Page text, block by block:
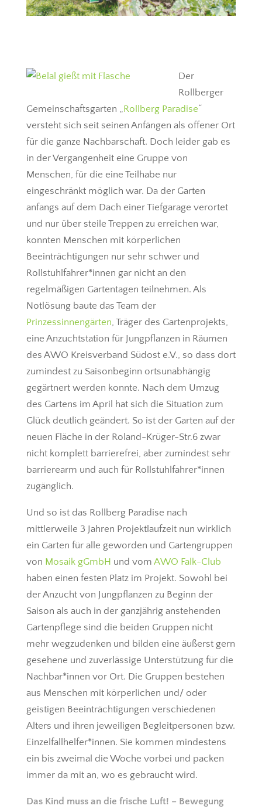
Der
Rollberger
Gemeinschaftsgarten „Rollberg Paradise“
versteht sich seit seinen Anfängen als offener Ort
für die ganze Nachbarschaft. Doch leider gab es
in der Vergangenheit eine Gruppe von
Menschen, für die eine Teilhabe nur
eingeschränkt möglich war. Da der Garten
anfangs auf dem Dach einer Tiefgarage verortet
und nur über steile Treppen zu erreichen war,
konnten Menschen mit körperlichen
Beeinträchtigungen nur sehr schwer und
Rollstuhlfahrer*innen gar nicht an den
regelmäßigen Gartentagen teilnehmen. Als
Notlösung baute das Team der
Prinzessinnengärten, Träger des Gartenprojekts,
eine Anzuchtstation für Jungpflanzen in Räumen
des AWO Kreisverband Südost e.V., so dass dort
zumindest zu Saisonbeginn ortsunabhängig
gegärtnert werden konnte. Nach dem Umzug
des Gartens im April hat sich die Situation zum
Glück deutlich geändert. So ist der Garten auf der
neuen Fläche in der Roland-Krüger-Str.6 zwar
nicht komplett barrierefrei, aber zumindest sehr
barrierearm und auch für Rollstuhlfahrer*innen
zugänglich.
Und so ist das Rollberg Paradise nach
mittlerweile 3 Jahren Projektlaufzeit nun wirklich
ein Garten für alle geworden und Gartengruppen
von Mosaik gGmbH und vom AWO Falk-Club
haben einen festen Platz im Projekt. Sowohl bei
der Anzucht von Jungpflanzen zu Beginn der
Saison als auch in der ganzjährig anstehenden
Gartenpflege sind die beiden Gruppen nicht
mehr wegzudenken und bilden eine äußerst gern
gesehene und zuverlässige Unterstützung für die
Nachbar*innen vor Ort. Die Gruppen bestehen
aus Menschen mit körperlichen und/ oder
geistigen Beeinträchtigungen verschiedenen
Alters und ihren jeweiligen Begleitpersonen bzw.
Einzelfallhelfer*innen. Sie kommen mindestens
ein bis zweimal die Woche vorbei und packen
immer da mit an, wo es gebraucht wird.
Das Kind muss an die frische Luft! – Bewegung